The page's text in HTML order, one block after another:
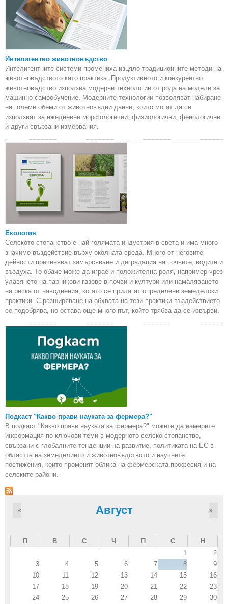
Интелигентно животновъдство
Интелигентните системи промениха изцяло традиционните методи на
животновъдството като практика. Продуктивното и конкурентно
животновъдство използва модерни технологии от рода на модели за
машинно самообучение. Модерните технологии позволяват набиране
на големи обеми от животновъдни данни, които могат да се
използват за ежедневни морфологични, физиологични, фенологични
и други свързани измервания.
Екология
Селското стопанство е най-голямата индустрия в света и има много
значимо въздействие върху околната среда. Много от неговите
дейности причиняват замърсяване и деградация на почвите, водите и
въздуха. То обаче може да играе и положителна роля, например чрез
улавянето на парникови газове в почви и култури или намаляването
на риска от наводнения, когато се прилагат определени земеделски
практики. С разширяване на обхвата на тези практики въздействието
се подобрява, но остава още много път, който трябва да се извърви.
Подкаст "Какво прави науката за фермера?"
В подкаст "Какво прави науката за фермера?" можете да намерите
информация по ключови теми в модерното селско стопанство,
свързани с глобалните тенденции на развитие, политиката на ЕС в
областта на земеделието и животновъдството и научните
постижения, които променят облика на фермерската професия и на
селските райони.
Август
« »
П В С Ч П С
Н
1
2
3
4 5 6 7 8
9
10
11 12 13 14 15
16
17
18 19 20 21 22
23
24
25 26 27 28 29
30